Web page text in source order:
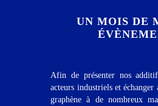
UN MOIS DE
Afin de présenter nos
acteurs industriels et échanger
graphène à de nombreux